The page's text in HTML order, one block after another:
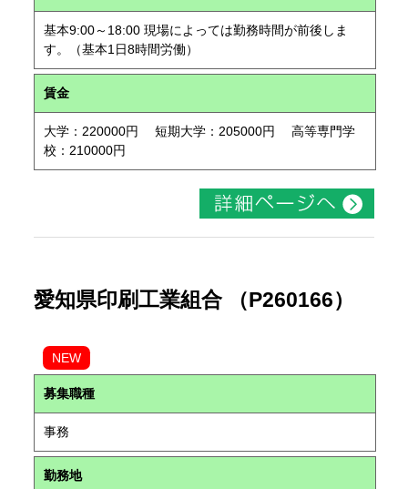
基本9:00～18:00 現場によっては勤務時間が前後しま
す。（基本1日8時間労働）
賃金
大学：220000円 短期大学：205000円 高等専門学
校：210000円
愛知県印刷工業組合 （P260166）
NEW
募集職種
事務
勤務地